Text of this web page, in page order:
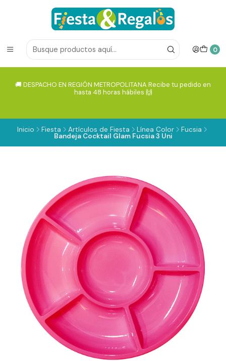
0
🚚 DESPACHO EN REGIÓN METROPOLITANA Recibe tu pedido en
hasta 48 horas hábiles 🙌
Inicio Fiesta Artículos de Fiesta Línea Color Fucsia
Bandeja Cocktail Glam Fucsia 3 Uni